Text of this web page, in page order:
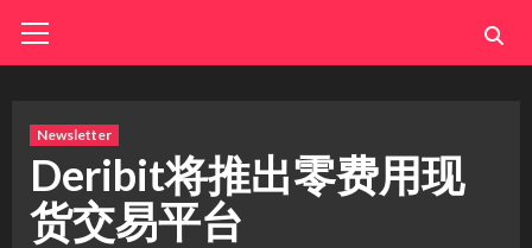
Menu
Newsletter
Deribit将推出零费用现
货交易平台